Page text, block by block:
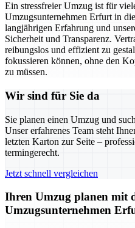
Ein stressfreier Umzug ist für
Umzugsunternehmen Erfurt in
langjährigen Erfahrung und
Sicherheit und Transparenz.
reibungslos und effizient zu
fokussieren können, ohne den
zu müssen.
Wir sind für Sie da
Sie planen einen Umzug und
Unser erfahrenes Team steht
letzten Karton zur Seite –
termingerecht.
Jetzt schnell vergleichen
Ihren Umzug planen mit
Umzugsunternehmen